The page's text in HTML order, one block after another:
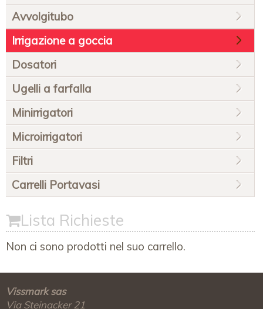
Avvolgitubo
Irrigazione a goccia
Dosatori
Ugelli a farfalla
Minirrigatori
Microirrigatori
Filtri
Carrelli Portavasi
Lista Richieste
Non ci sono prodotti nel suo carrello.
Vissmark sas
Via Steinacker 21